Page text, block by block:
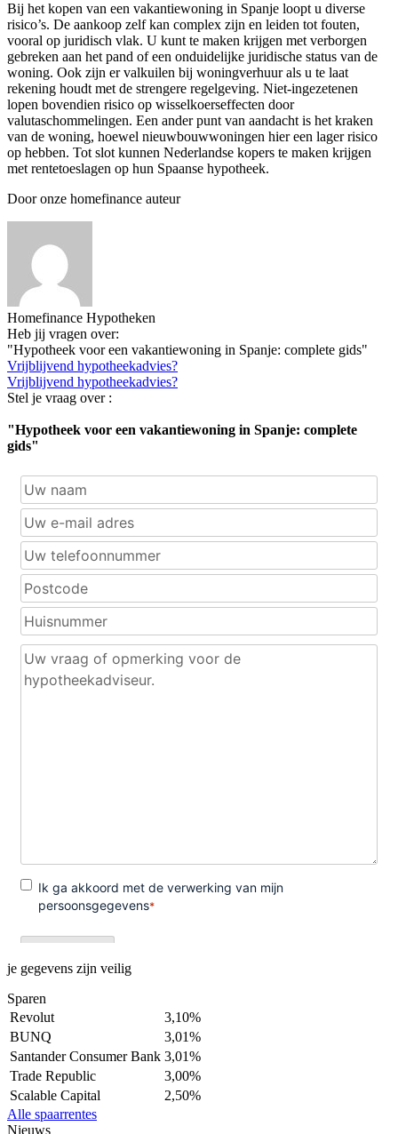
Bij het kopen van een vakantiewoning in Spanje loopt u diverse
risico’s. De aankoop zelf kan complex zijn en leiden tot fouten,
vooral op juridisch vlak. U kunt te maken krijgen met verborgen
gebreken aan het pand of een onduidelijke juridische status van de
woning. Ook zijn er valkuilen bij woningverhuur als u te laat
rekening houdt met de strengere regelgeving. Niet-ingezetenen
lopen bovendien risico op wisselkoerseffecten door
valutaschommelingen. Een ander punt van aandacht is het kraken
van de woning, hoewel nieuwbouwwoningen hier een lager risico
op hebben. Tot slot kunnen Nederlandse kopers te maken krijgen
met rentetoeslagen op hun Spaanse hypotheek.
Door onze homefinance auteur
Homefinance Hypotheken
Heb jij vragen over:
"Hypotheek voor een vakantiewoning in Spanje: complete gids"
Vrijblijvend hypotheekadvies?
Vrijblijvend hypotheekadvies?
Stel je vraag over :
"Hypotheek voor een vakantiewoning in Spanje: complete
gids"
je gegevens zijn veilig
Sparen
Revolut
3,10%
BUNQ
3,01%
Santander Consumer Bank 3,01%
Trade Republic
3,00%
Scalable Capital
2,50%
Alle spaarrentes
Nieuws